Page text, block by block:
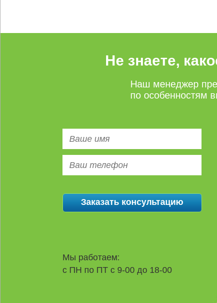
Не знаете,
Наш менеджер
по особенностям
Мы работаем:
с ПН по ПТ с 9-00 до 18-00